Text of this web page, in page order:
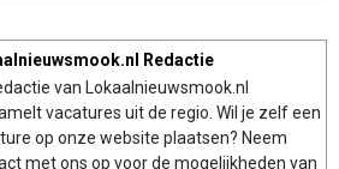
Redactie
van Lokaalnieuwsmook.nl
vacatures uit de regio. Wil je zelf een
op onze website plaatsen? Neem
met ons op voor de mogelijkheden van